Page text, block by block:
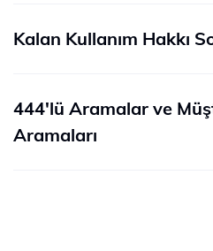
Kalan Kullanım Hakkı
444'lü Aramalar ve
Aramaları